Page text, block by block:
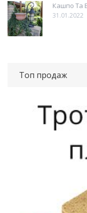
Кашпо Та
31.01.2022
Топ продаж